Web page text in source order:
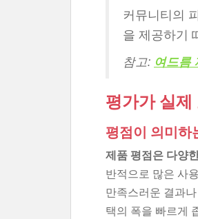
커뮤니티의
을 제공하기
참고: 여드름
평가가 실
평점이 의미하
제품 평점은 다양
반적으로 많은 사
만족스러운 결과
택의 폭을 빠르게